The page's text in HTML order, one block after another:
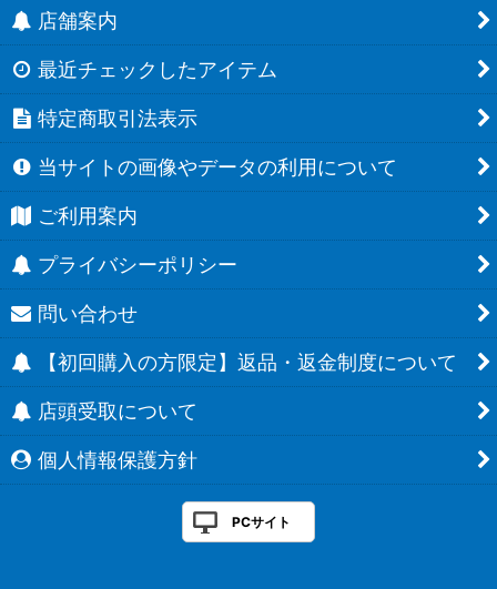
店舗案内
最近チェックしたアイテム
特定商取引法表示
当サイトの画像やデータの利用について
ご利用案内
プライバシーポリシー
問い合わせ
【初回購入の方限定】返品・返金制度について
店頭受取について
個人情報保護方針
PCサイト